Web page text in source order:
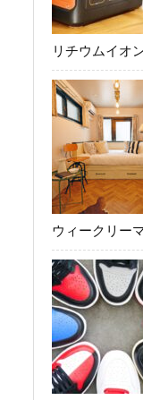
リチウムイオ
ウィークリー